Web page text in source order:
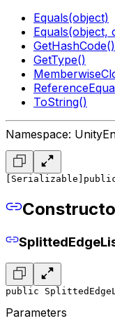
Equals(object)
Equals(object,
GetHashCode()
GetType()
ToString()
Namespace:
[Serializable]
public
Parameters